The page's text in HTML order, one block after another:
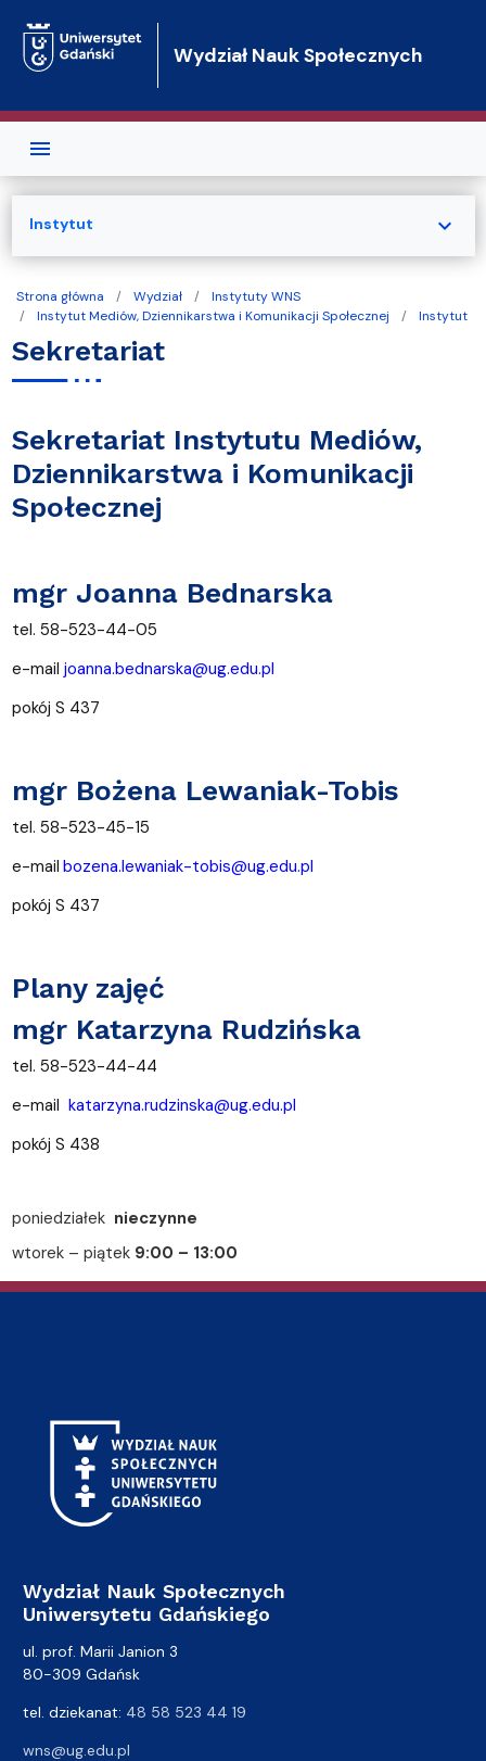
Wydział Nauk Społecznych
Strona główna Wydział
Instytuty WNS
Instytut Mediów, Dziennikarstwa i Komunikacji Społecznej
Instytut
Sekretariat
Sekretariat Instytutu Mediów,
Dziennikarstwa i Komunikacji
Społecznej
mgr Joanna Bednarska
tel. 58-523-44-05
e-mail joanna.bednarska@ug.edu.pl
pokój S 437
mgr Bożena Lewaniak-Tobis
tel. 58-523-45-15
e-mail bozena.lewaniak-tobis@ug.edu.pl
pokój S 437
Plany zajęć
mgr Katarzyna Rudzińska
tel. 58-523-44-44
e-mail katarzyna.rudzinska@ug.edu.pl
pokój S 438
poniedziałek nieczynne
wtorek – piątek 9:00 – 13:00
Instytut expand_more
Wydział Nauk Społecznych
Uniwersytetu Gdańskiego
ul. prof. Marii Janion 3
80-309 Gdańsk
tel. dziekanat: 48 58 523 44 19
wns@ug.edu.pl